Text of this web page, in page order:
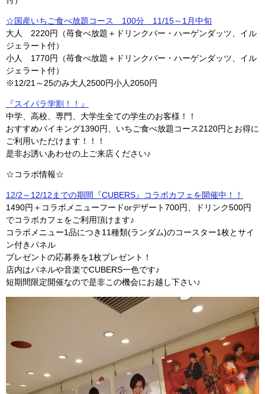
☆国産いちご食べ放題コース 100分 11/15～1月中旬
大人 2220円（苺食べ放題＋ドリンクバー・ハーゲンダッツ、イル
ジェラート付）
小人 1770円（苺食べ放題＋ドリンクバー・ハーゲンダッツ、イル
ジェラート付）
※12/21～25のみ大人2500円小人2050円
『スイパラ学割！！』
中学、高校、専門、大学生全ての学生のお客様！！
おすすめバイキング1390円、いちご食べ放題コース2120円とお得に
ご利用いただけます！！！
是非お誘いあわせの上ご来店ください♪
☆コラボ情報☆
12/2～12/12までの期間『CUBERS』コラボカフェを開催中！！
1490円＋コラボメニューフードorデザート700円、ドリンク500円
でコラボカフェをご利用頂けます♪
コラボメニュー1品につき11種類(ランダム)のコースター1枚とサイ
ン付きパネル
プレゼントの応募券を1枚プレゼント！
店内はパネルや音楽でCUBERS一色です♪
短期間限定開催なので是非この機会にお越し下さい♪